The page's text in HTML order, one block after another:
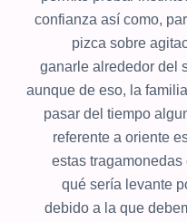
confianza así­ como,
pizca sobre
ganarle alrededor del
aunque de eso, la
pasar del tiempo
referente a oriente
estas
qué serí­a levante
debido a la que